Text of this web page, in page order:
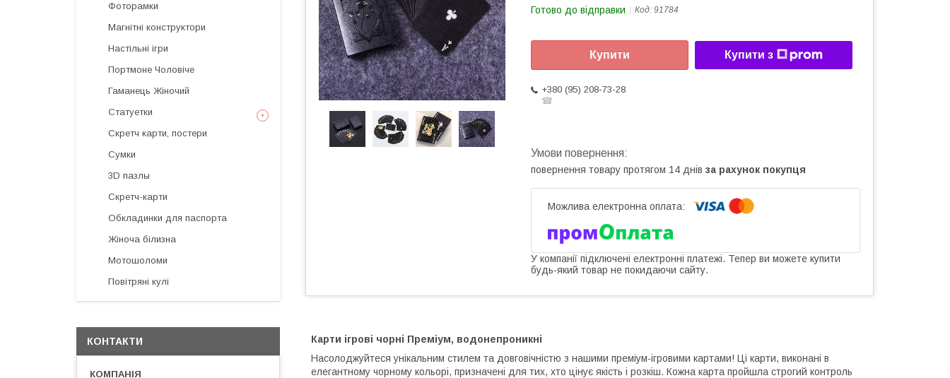
Готово до відправки Код: 91784
Купити Купити з
+380 (95) 208-73-28
☎
повернення товару протягом 14 днів за рахунок покупця
У компанії підключені електронні платежі. Тепер ви можете купити
будь-який товар не покидаючи сайту.
Карти ігрові чорні Преміум, водонепроникні
Насолоджуйтеся унікальним стилем та довговічністю з нашими преміум-ігровими картами! Ці карти, виконані в
елегантному чорному кольорі, призначені для тих, хто цінує якість і розкіш. Кожна карта пройшла строгий контроль
Фоторамки
Магнітні конструктори
Настільні ігри
Портмоне Чоловіче
Гаманець Жіночий
Статуетки
Скретч карти, постери
Сумки
3D пазлы
Скретч-карти
Обкладинки для паспорта
Жіноча білизна
Мотошоломи
Повітряні кулі
КОНТАКТИ